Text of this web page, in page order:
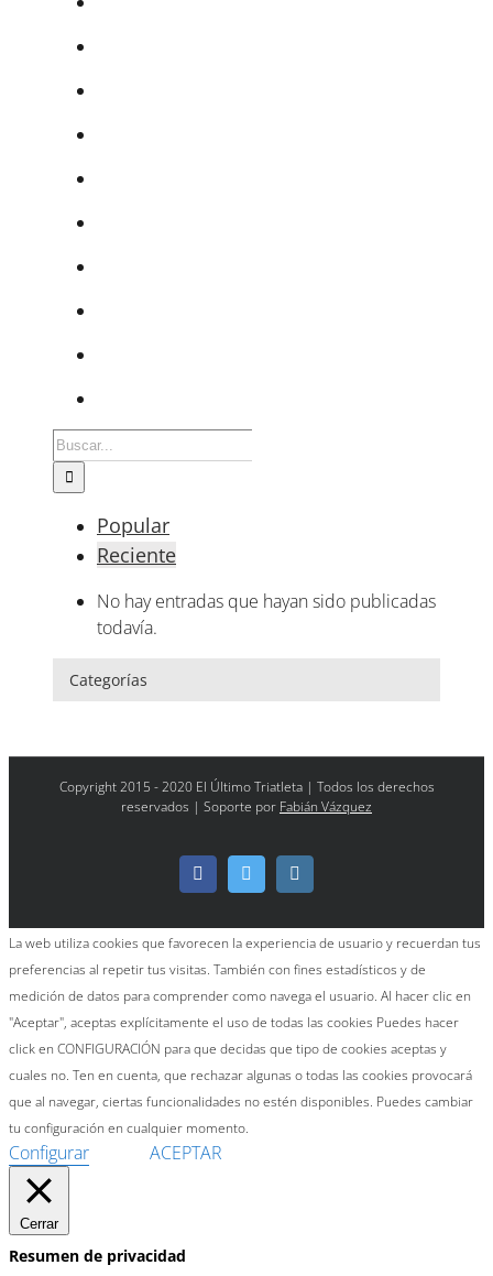
Buscar:
Popular
Reciente
No hay entradas que hayan sido publicadas
todavía.
Categorías
Copyright 2015 - 2020 El Último Triatleta | Todos los derechos
reservados | Soporte por Fabián Vázquez
FacebookTwitter
La web utiliza cookies que favorecen la experiencia de usuario y recuerdan tus
preferencias al repetir tus visitas. También con fines estadísticos y de
medición de datos para comprender como navega el usuario. Al hacer clic en
"Aceptar", aceptas explícitamente el uso de todas las cookies Puedes hacer
click en CONFIGURACIÓN para que decidas que tipo de cookies aceptas y
cuales no. Ten en cuenta, que rechazar algunas o todas las cookies provocará
que al navegar, ciertas funcionalidades no estén disponibles. Puedes cambiar
tu configuración en cualquier momento.
Configurar ACEPTAR
Cerrar
Resumen de privacidad